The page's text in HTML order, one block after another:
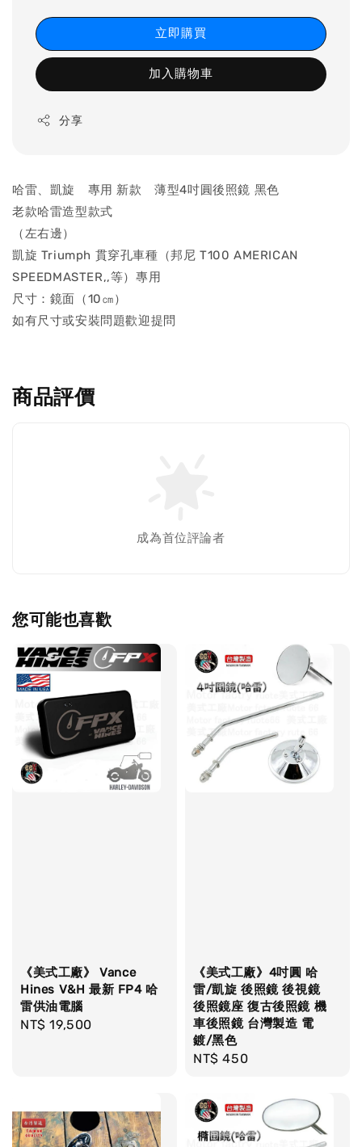
立即購買
加入購物車
分享
哈雷、凱旋 專用 新款 薄型4吋圓後照鏡 黑色
老款哈雷造型款式
（左右邊）
凱旋 Triumph 貫穿孔車種（邦尼 T100 AMERICAN
SPEEDMASTER,,等）專用
尺寸：鏡面（10㎝）
如有尺寸或安裝問題歡迎提問
商品評價
成為首位評論者
您可能也喜歡
《美式工廠》 Vance
Hines V&H 最新 FP4 哈
雷供油電腦
Regular
NT$ 19,500
《美式工廠》4吋圓 哈
雷/凱旋 後照鏡 後視鏡
後照鏡座 復古後照鏡 機
車後照鏡 台灣製造 電
鍍/黑色
Regular
NT$ 450